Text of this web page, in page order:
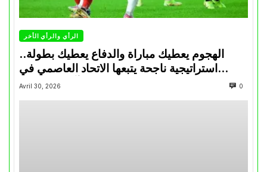
الرأي والرأي الأخر
الهجوم يعطيك مباراة والدفاع يعطيك بطولة..
استراتيجية ناجحة يتبعها الاتحاد العاصمي في
تتويجاته آخر السنوات
Avril 30, 2026 0